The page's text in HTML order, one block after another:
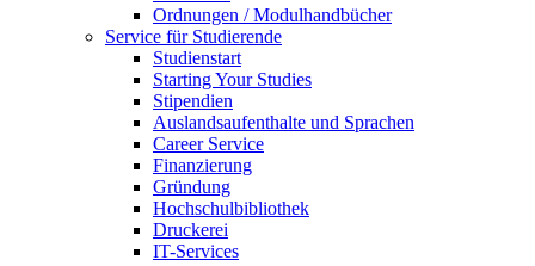
Ordnungen / Modulhandbücher
Service für Studierende
Studienstart
Starting Your Studies
Stipendien
Auslandsaufenthalte und Sprachen
Career Service
Finanzierung
Gründung
Hochschulbibliothek
Druckerei
IT-Services